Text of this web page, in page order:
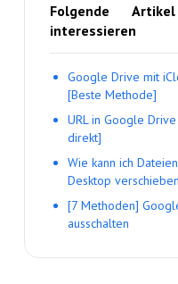
Folgende
interessieren
Google Drive mit
[Beste Methode]
URL in Google
direkt]
Wie kann ich
Desktop
[7 Methoden]
ausschalten